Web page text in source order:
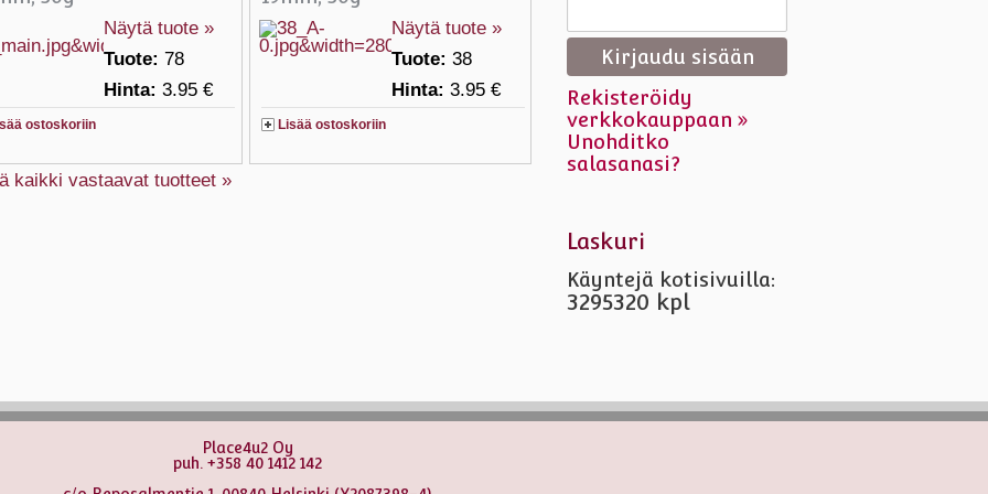
Näytä tuote »
Tuote: 78
Hinta: 3.95 €
ostoskoriin
Näytä tuote »
Tuote:38
Hinta:3.95 €
Lisää ostoskoriin
kaikki vastaavat tuotteet »
Rekisteröidy
verkkokauppaan »
Unohditko
salasanasi?
Laskuri
Käyntejä kotisivuilla:
3295320 kpl
Place4u2 Oy
puh. +358 40 1412 142